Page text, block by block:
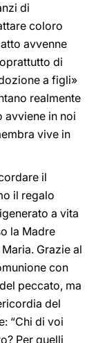
di
coloro
avvenne
di
a figli»
realmente
avviene in noi
vive in
il
il regalo
a vita
la Madre
Grazie al
con
peccato, ma
del
“Chi di voi
Per quelli